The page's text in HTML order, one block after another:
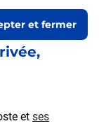
et ses
et fermer